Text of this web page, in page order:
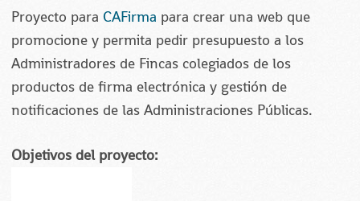
Proyecto para CAFirma para crear una web que
promocione y permita pedir presupuesto a los
Administradores de Fincas colegiados de los
productos de firma electrónica y gestión de
notificaciones de las Administraciones Públicas.
Objetivos del proyecto: